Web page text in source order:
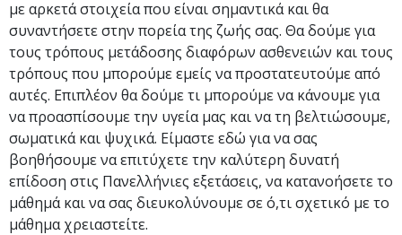
με αρκετά στοιχεία που είναι σημαντικά και θα
συναντήσετε στην πορεία της ζωής σας. Θα δούμε για
τους τρόπους μετάδοσης διαφόρων ασθενειών και τους
τρόπους που μπορούμε εμείς να προστατευτούμε από
αυτές. Επιπλέον θα δούμε τι μπορούμε να κάνουμε για
να προασπίσουμε την υγεία μας και να τη βελτιώσουμε,
σωματικά και ψυχικά. Είμαστε εδώ για να σας
βοηθήσουμε να επιτύχετε την καλύτερη δυνατή
επίδοση στις Πανελλήνιες εξετάσεις, να κατανοήσετε το
μάθημά και να σας διευκολύνουμε σε ό,τι σχετικό με το
μάθημα χρειαστείτε.